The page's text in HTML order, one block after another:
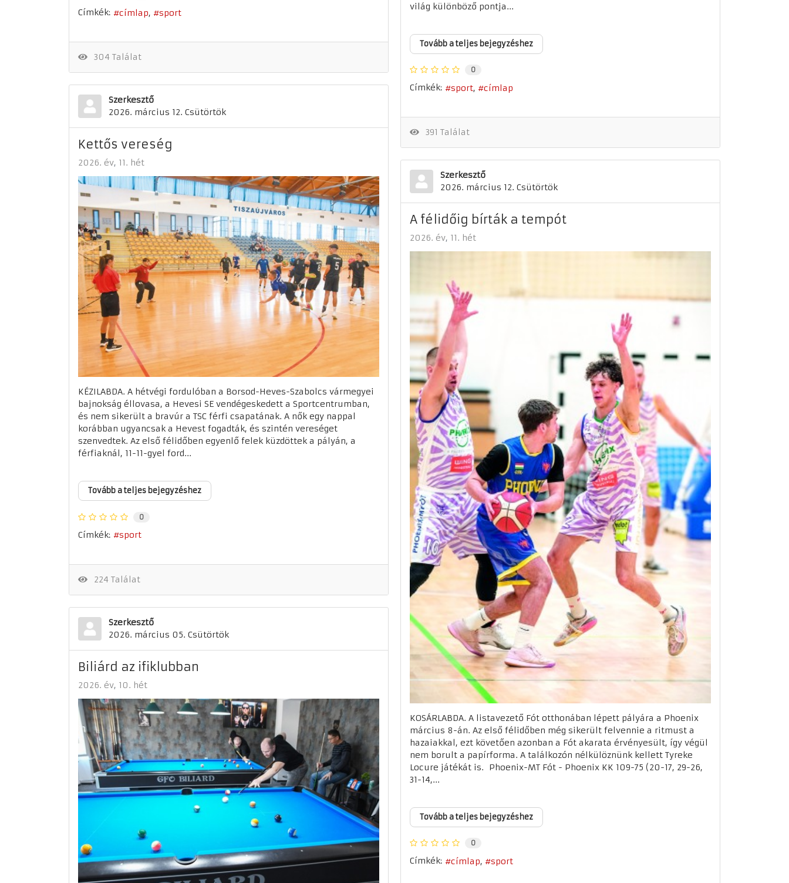
világ különböző pontja...
Tovább a teljes bejegyzéshez
0
Címkék: sport címlap
391 Találat
Címkék: címlap sport
304 Találat
Szerkesztő
2026. március 12. Csütörtök
Kettős vereség
2026. év 11. hét
KÉZILABDA. A hétvégi fordulóban a Borsod-Heves-Szabolcs vármegyei
bajnokság éllovasa, a Hevesi SE vendégeskedett a Sportcentrumban,
és nem sikerült a bravúr a TSC férfi csapatának. A nők egy nappal
korábban ugyancsak a Hevest fogadták, és szintén vereséget
szenvedtek. Az első félidőben egyenlő felek küzdöttek a pályán, a
férfiaknál, 11-11-gyel ford...
Tovább a teljes bejegyzéshez
0
Címkék: sport
224 Találat
Szerkesztő
2026. március 12. Csütörtök
A félidőig bírták a tempót
2026. év 11. hét
KOSÁRLABDA. A listavezető Fót otthonában lépett pályára a Phoenix
március 8-án. Az első félidőben még sikerült felvennie a ritmust a
hazaiakkal, ezt követően azonban a Fót akarata érvényesült, így végül
nem borult a papírforma. A találkozón nélkülöznünk kellett Tyreke
Locure játékát is. Phoenix-MT Fót - Phoenix KK 109-75 (20-17, 29-26,
31-14,...
Tovább a teljes bejegyzéshez
0
Címkék: címlap sport
Szerkesztő
2026. március 05. Csütörtök
Biliárd az ifiklubban
2026. év 10. hét